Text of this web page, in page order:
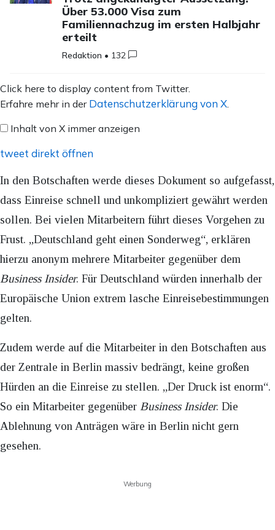
Über 53.000 Visa zum
Familiennachzug im ersten Halbjahr
erteilt
Redaktion • 132
Inhalt
von
anzeigen
Click here to display content from Twitter.
Erfahre mehr in der Datenschutzerklärung von X
Inhalt von X immer anzeigen
tweet direkt öffnen
In den Botschaften werde dieses Dokument so aufgefasst,
dass Einreise schnell und unkompliziert gewährt werden
sollen. Bei vielen Mitarbeitern führt dieses Vorgehen zu
Frust. „Deutschland geht einen Sonderweg“, erklären
hierzu anonym mehrere Mitarbeiter gegenüber dem
Business Insider. Für Deutschland würden innerhalb der
Europäische Union extrem lasche Einreisebestimmungen
gelten.
Zudem werde auf die Mitarbeiter in den Botschaften aus
der Zentrale in Berlin massiv bedrängt, keine großen
Hürden an die Einreise zu stellen. „Der Druck ist enorm“.
So ein Mitarbeiter gegenüber Business Insider. Die
Ablehnung von Anträgen wäre in Berlin nicht gern
gesehen.
Werbung